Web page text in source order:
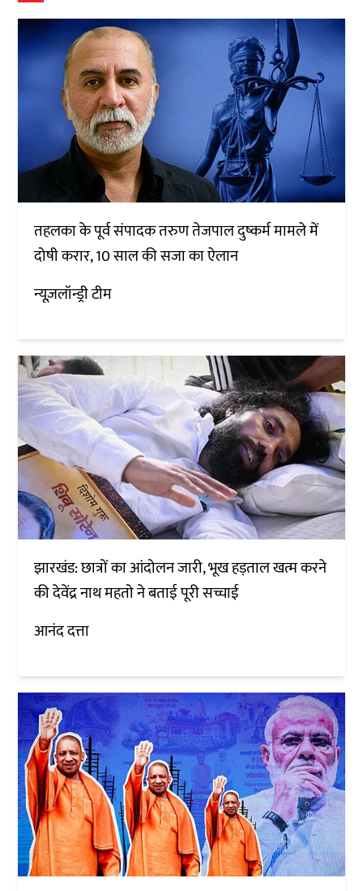
तहलका के पूर्व संपादक तरुण तेजपाल दुष्कर्म मामले में
दोषी करार, 10 साल की सजा का ऐलान
न्यूज़लॉन्ड्री टीम
झारखंड: छात्रों का आंदोलन जारी, भूख हड़ताल खत्म करने
की देवेंद्र नाथ महतो ने बताई पूरी सच्चाई
आनंद दत्ता